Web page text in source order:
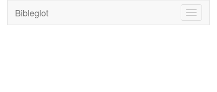
Toggle
Bibleglot